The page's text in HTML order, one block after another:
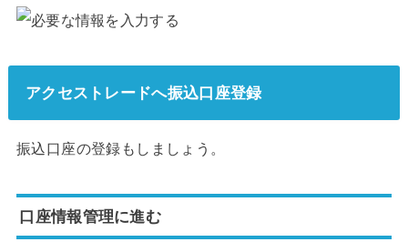
アクセストレードへ振込口座登録
振込口座の登録もしましょう。
口座情報管理に進む